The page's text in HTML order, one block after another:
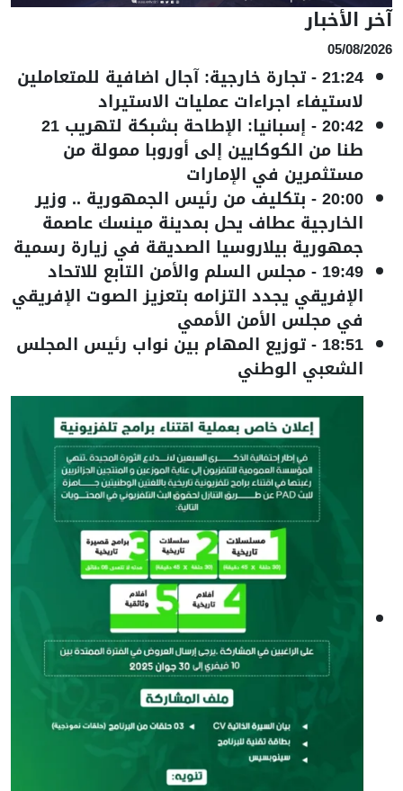
آخر الأخبار
05/08/2026
21:24
-تجارة خارجية: آجال اضافية للمتعاملين
لاستيفاء اجراءات عمليات الاستيراد
20:42
- إسبانيا: الإطاحة بشبكة لتهريب 21
طنا من الكوكايين إلى أوروبا ممولة من
مستثمرين في الإمارات
20:00
- بتكليف من رئيس الجمهورية .. وزير
الخارجية عطاف يحل بمدينة مينسك عاصمة
جمهورية بيلاروسيا الصديقة في زيارة رسمية
19:49
-مجلس السلم والأمن التابع للاتحاد
الإفريقي يجدد التزامه بتعزيز الصوت الإفريقي
في مجلس الأمن الأممي
18:51
-توزيع المهام بين نواب رئيس المجلس
الشعبي الوطني